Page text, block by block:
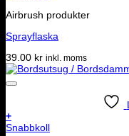
Airbrush produkter
Sprayflaska
39.00 kr inkl. moms
+
Snabbkoll